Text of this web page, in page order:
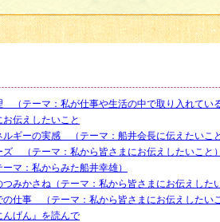
（テーマ：私が仕事や生活の中で取り入れている
伝えしたいこと
ルギーの実感 （テーマ：船井会長に伝えたいこと
ズ （テーマ：私から皆さまにお伝えしたいこと）
マ：私からみた船井幸雄）
みかさね（テーマ：私から皆さまにお伝えした
の仕事 （テーマ：私から皆さまにお伝えしたいこ
んげん』を読んで